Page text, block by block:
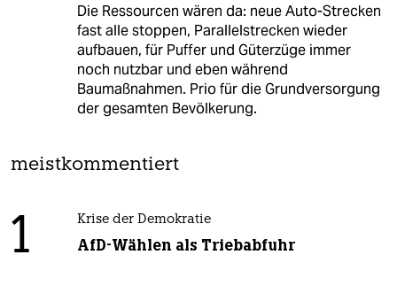
Die Ressourcen wären da: neue Auto-Strecken
fast alle stoppen, Parallelstrecken wieder
aufbauen, für Puffer und Güterzüge immer
noch nutzbar und eben während
Baumaßnahmen. Prio für die Grundversorgung
der gesamten Bevölkerung.
meistkommentiert
1 Krise der Demokratie
AfD-Wählen als Triebabfuhr